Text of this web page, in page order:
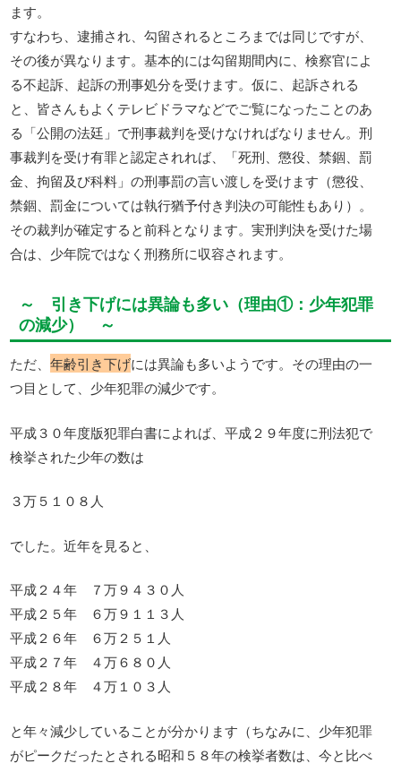
ます。
すなわち、逮捕され、勾留されるところまでは同じですが、
その後が異なります。基本的には勾留期間内に、検察官によ
る不起訴、起訴の刑事処分を受けます。仮に、起訴される
と、皆さんもよくテレビドラマなどでご覧になったことのあ
る「公開の法廷」で刑事裁判を受けなければなりません。刑
事裁判を受け有罪と認定されれば、「死刑、懲役、禁錮、罰
金、拘留及び科料」の刑事罰の言い渡しを受けます（懲役、
禁錮、罰金については執行猶予付き判決の可能性もあり）。
その裁判が確定すると前科となります。実刑判決を受けた場
合は、少年院ではなく刑務所に収容されます。
～ 引き下げには異論も多い（理由①：少年犯罪
の減少） ～
ただ、年齢引き下げには異論も多いようです。その理由の一
つ目として、少年犯罪の減少です。
平成３０年度版犯罪白書によれば、平成２９年度に刑法犯で
検挙された少年の数は
３万５１０８人
でした。近年を見ると、
平成２４年 ７万９４３０人
平成２５年 ６万９１１３人
平成２６年 ６万２５１人
平成２７年 ４万６８０人
平成２８年 ４万１０３人
と年々減少していることが分かります（ちなみに、少年犯罪
がピークだったとされる昭和５８年の検挙者数は、今と比べ